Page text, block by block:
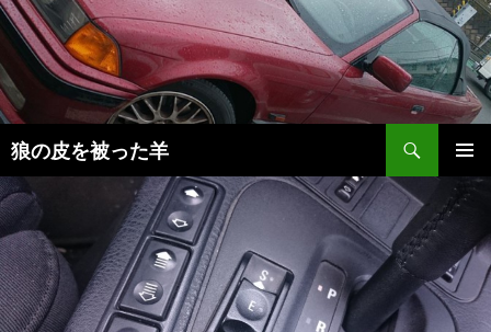
狼の皮を被った羊
検
索
メインメ
ニュー
ン
テ
ン
ツ
へ
移